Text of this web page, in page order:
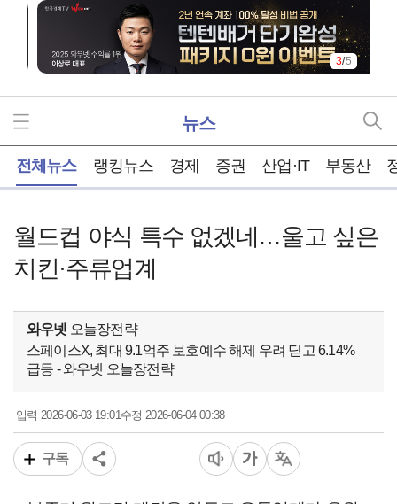
3/5
뉴스
전체뉴스 랭킹뉴스 경제 증권 산업·IT 부동산
월드컵 야식 특수 없겠네…울고 싶은
치킨·주류업계
와우넷 오늘장전략
스페이스X, 최대 9.1억주 보호예수 해제 우려 딛고 6.14%
급등 - 와우넷 오늘장전략
입력2026-06-03 19:01수정 2026-06-04 00:38
구독